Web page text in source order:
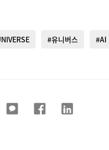
#유니버스 #AI